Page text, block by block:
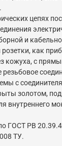
цепях
и
как
кожуха, с
резьбовое
с
золотом,
внутреннего
ГОСТ РВ
ТУ.